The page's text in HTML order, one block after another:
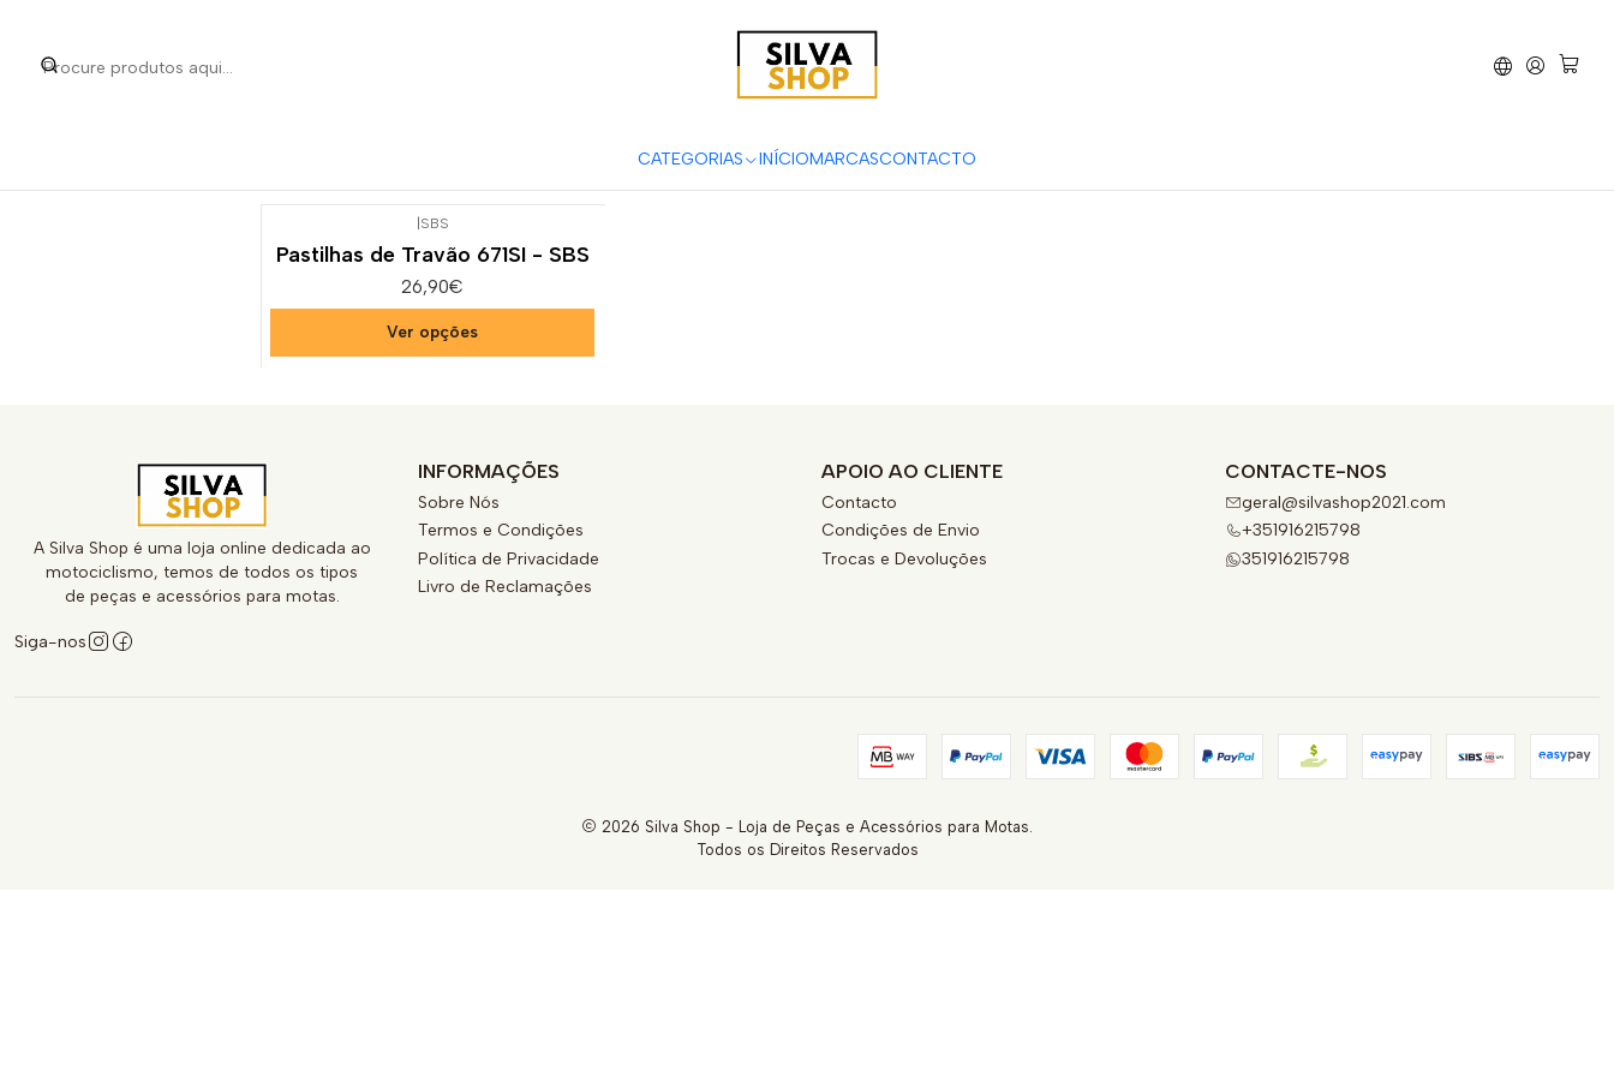
CATEGORIAS INÍCIOMARCASCONTACTO
450 SE
SBS
Pastilhas de Travão 671SI - SBS
26,90€
Ver opções
A Silva Shop é uma loja online dedicada ao
motociclismo, temos de todos os tipos
de peças e acessórios para motas.
Siga-nos
INFORMAÇÕES
Sobre Nós
Termos e Condições
Política de Privacidade
Livro de Reclamações
APOIO AO CLIENTE
Contacto
Condições de Envio
Trocas e Devoluções
CONTACTE-NOS
geral@silvashop2021.com
+351916215798
351916215798
2026 Silva Shop - Loja de Peças e Acessórios para Motas.
Todos os Direitos Reservados